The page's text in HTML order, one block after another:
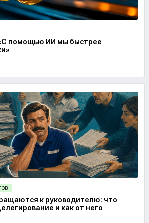
помощью ИИ мы быстрее
к руководителю: что
и как от него